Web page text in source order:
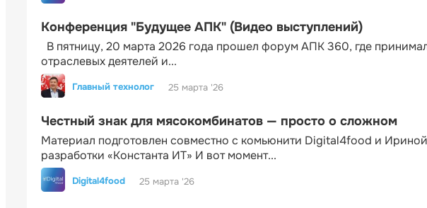
Конференция "Будущее АПК" (Видео выступлений)
В пятницу, 20 марта 2026 года прошел форум АПК 360, где
отраслевых деятелей и...
Главный технолог 25 марта '26
Честный знак для мясокомбинатов — просто о сложном
Материал подготовлен совместно с комьюнити Digital4food и
разработки «Константа ИТ» И вот момент...
Digital4food 25 марта '26